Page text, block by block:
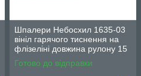
Шпалери Небосхил 1635-03
вініл гарячого тиснення на
флізеліні довжина рулону 15
м ширина 1.06 м = 5 смуг по
3 м кожна
Готово до відправки